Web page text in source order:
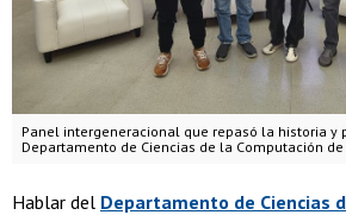
Panel intergeneracional que repasó la historia y
Departamento de Ciencias de la Computación de
Hablar del Departamento de Ciencias